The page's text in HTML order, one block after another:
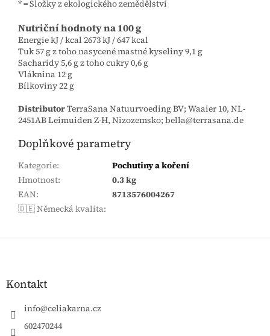
* = Složky z ekologického zemědělství
Nutriční hodnoty na 100 g
Energie kJ / kcal 2673 kJ / 647 kcal
Tuk 57 g z toho nasycené mastné kyseliny 9,1 g
Sacharidy 5,6 g z toho cukry 0,6 g
Vláknina 12 g
Bílkoviny 22 g
DistributorTerraSana Natuurvoeding BV; Waaier 10, NL-
2451AB Leimuiden Z-H, Nizozemsko; bella@terrasana.de
Doplňkové parametry
Kategorie:
Pochutiny a koření
Hmotnost:
0.3 kg
EAN:
8713576004267
🇩🇪 Německá kvalita:
Zápatí
Kontakt
info@celiakarna.cz
602470244